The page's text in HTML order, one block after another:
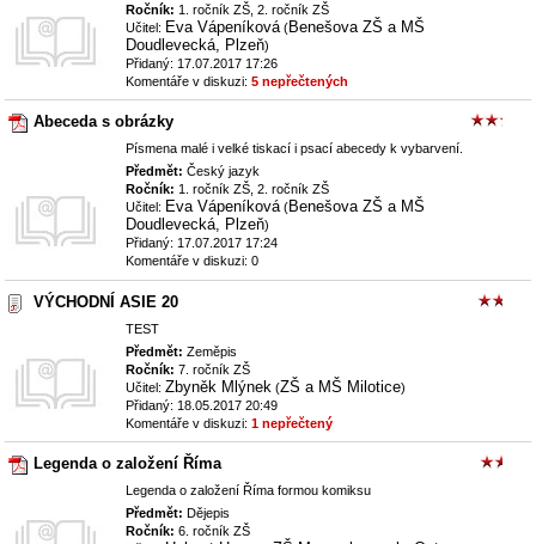
Ročník: 1. ročník ZŠ, 2. ročník ZŠ
Učitel: Eva Vápeníková (Benešova ZŠ a MŠ
Doudlevecká, Plzeň)
Přidaný: 17.07.2017 17:26
Komentáře v diskuzi: 5 nepřečtených
Abeceda s obrázky
Písmena malé i velké tiskací i psací abecedy k vybarvení.
Předmět: Český jazyk
Ročník: 1. ročník ZŠ, 2. ročník ZŠ
Učitel: Eva Vápeníková (Benešova ZŠ a MŠ
Doudlevecká, Plzeň)
Přidaný: 17.07.2017 17:24
Komentáře v diskuzi: 0
VÝCHODNÍ ASIE 20
TEST
Předmět: Zeměpis
Ročník: 7. ročník ZŠ
Učitel: Zbyněk Mlýnek (ZŠ a MŠ Milotice)
Přidaný: 18.05.2017 20:49
Komentáře v diskuzi: 1 nepřečtený
Legenda o založení Říma
Legenda o založení Říma formou komiksu
Předmět: Dějepis
Ročník: 6. ročník ZŠ